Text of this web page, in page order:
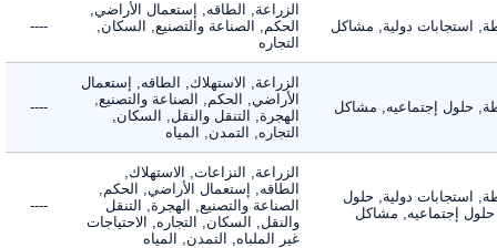
استجابات دولية, مشاكل
الزراعة, الطاقه, إستعمال الأراضي,
الحكم, الصناعة والتصنيع, السكان,
التجاره
----
حلول إجتماعيه, مشاكل
الزراعة, الاستهلاك, الطاقه, إستعمال
الأراضي, الحكم, الصناعة والتصنيع,
الهجرة, التنقل والنقل, السكان,
التجاره, التمدن, المياه
----
استجابات دولية, حلول
إجتماعيه, مشاكل
الزراعة, النزاعات, الاستهلاك,
الطاقه, إستعمال الأراضي, الحكم,
الصناعة والتصنيع, الهجرة, التنقل
والنقل, السكان, التجاره, الاحتياجات
غير الملباه, التمدن, المياه
----